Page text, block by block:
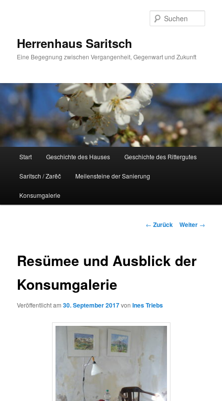
Herrenhaus Saritsch
Eine Begegnung zwischen Vergangenheit, Gegenwart und Zukunft
Start Geschichte des Hauses Geschichte des Rittergutes
Saritsch / Zarěč Meilensteine der Sanierung
Konsumgalerie
Beitragsnavigation
← Zurück Weiter →
Resümee und Ausblick der
Konsumgalerie
Veröffentlicht am30. September 2017vonInes Triebs